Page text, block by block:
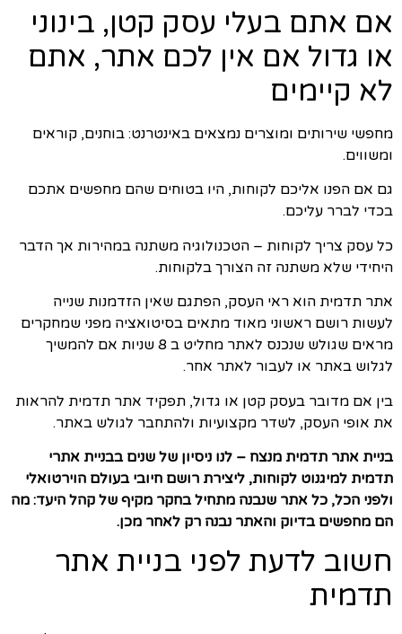
אם אתם בעלי עסק קטן, בינוני
או גדול אם אין לכם אתר, אתם
לא קיימים
מחפשי שירותים ומוצרים נמצאים באינטרנט: בוחנים, קוראים
ומשווים.
גם אם הפנו אליכם לקוחות, היו בטוחים שהם מחפשים אתכם
בכדי לברר עליכם.
כל עסק צריך לקוחות – הטכנולוגיה משתנה במהירות אך הדבר
היחידי שלא משתנה זה הצורך בלקוחות.
אתר תדמית הוא ראי העסק, הפתגם שאין הזדמנות שנייה
לעשות רושם ראשוני מאוד מתאים בסיטואציה מפני שמחקרים
מראים שגולש שנכנס לאתר מחליט ב 8 שניות אם להמשיך
לגלוש באתר או לעבור לאתר אחר.
בין אם מדובר בעסק קטן או גדול, תפקיד אתר תדמית להראות
את אופי העסק, לשדר מקצועיות ולהתחבר לגולש באתר.
בניית אתר תדמית מנצח – לנו ניסיון של שנים בבניית אתרי
תדמית למיגנוט לקוחות, ליצירת רושם חיובי בעולם הוירטואלי
ולפני הכל, כל אתר שנבנה מתחיל בחקר מקיף של קהל היעד: מה
הם מחפשים בדיוק והאתר נבנה רק לאחר מכן.
חשוב לדעת לפני בניית אתר
תדמית